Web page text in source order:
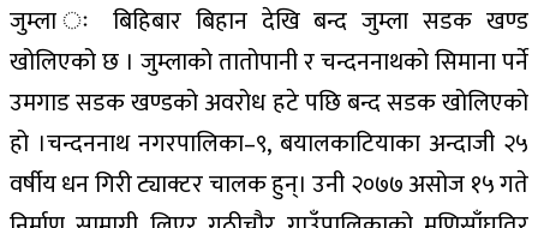
जुम्ला ः बिहिबार बिहान देखि बन्द जुम्ला सडक खण्ड
खोलिएको छ । जुम्लाको तातोपानी र चन्दननाथको सिमाना पर्ने
उमगाड सडक खण्डको अवरोध हटे पछि बन्द सडक खोलिएको
हो ।चन्दननाथ नगरपालिका–९, बयालकाटियाका अन्दाजी २५
वर्षीय धन गिरी ट्याक्टर चालक हुन्‌। उनी २०७७ असोज १५ गते